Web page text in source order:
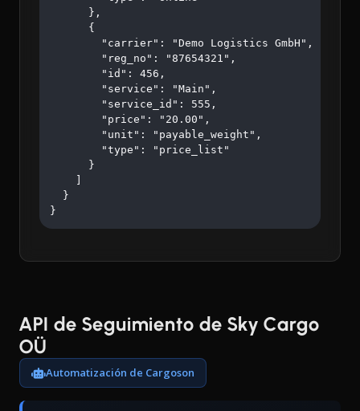
      },
      {
        "carrier": "Demo Logistics GmbH",
        "reg_no": "87654321",
        "id": 456,
        "service": "Main",
        "service_id": 555,
        "price": "20.00",
        "unit": "payable_weight",
        "type": "price_list"
      }
  }
}
API de Seguimiento de Sky Cargo
OÜ
Automatización de Cargoson